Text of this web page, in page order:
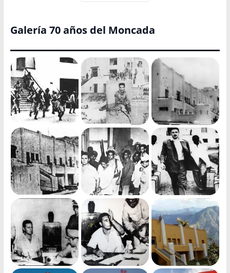
Galería 70 años del Moncada